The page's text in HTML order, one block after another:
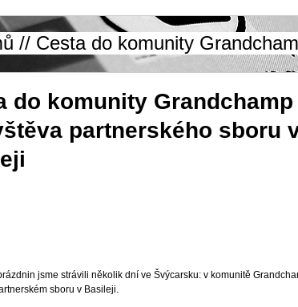
// Cesta do komunity
do komunity Grandchamp
partnerského sboru
jsme strávili několik dní ve Švýcarsku: v komunitě
sboru v Basileji.